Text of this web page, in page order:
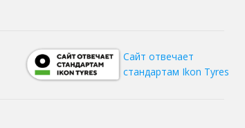
Сайт отвечает
стандартам Ikon Tyres